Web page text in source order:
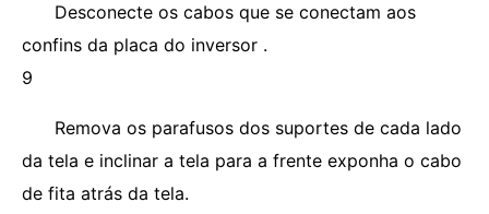
Desconecte os cabos que se conectam aos
confins da placa do inversor .
9
Remova os parafusos dos suportes de cada lado
da tela e inclinar a tela para a frente exponha o cabo
de fita atrás da tela.